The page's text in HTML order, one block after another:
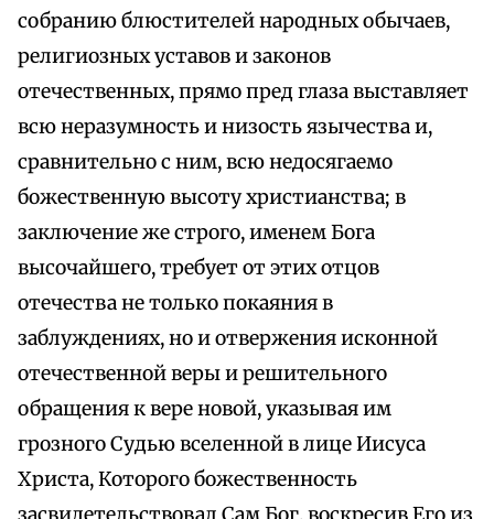
собранию блюстителей народных обычаев,
религиозных уставов и законов
отечественных, прямо пред глаза выставляет
всю неразумность и низость язычества и,
сравнительно с ним, всю недосягаемо
божественную высоту христианства; в
заключение же строго, именем Бога
высочайшего, требует от этих отцов
отечества не только покаяния в
заблуждениях, но и отвержения исконной
отечественной веры и решительного
обращения к вере новой, указывая им
грозного Судью вселенной в лице Иисуса
Христа, Которого божественность